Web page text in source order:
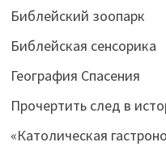
Библейский зоопарк
Библейская сенсорика
География Спасения
Прочертить след в
«Католическая